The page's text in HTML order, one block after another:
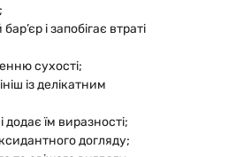
і запобігає втраті
сухості;
із делікатним
додає їм виразності;
догляду;